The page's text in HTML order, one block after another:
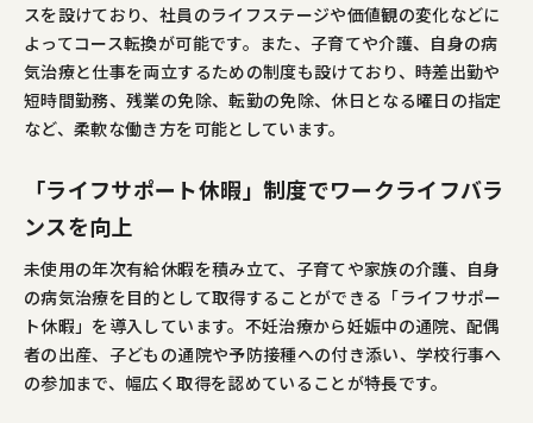
スを設けており、社員のライフステージや価値観の変化などに
よってコース転換が可能です。また、子育てや介護、自身の病
気治療と仕事を両立するための制度も設けており、時差出勤や
短時間勤務、残業の免除、転勤の免除、休日となる曜日の指定
など、柔軟な働き方を可能としています。
「ライフサポート休暇」制度でワークライフバラ
ンスを向上
未使用の年次有給休暇を積み立て、子育てや家族の介護、自身
の病気治療を目的として取得することができる「ライフサポー
ト休暇」を導入しています。不妊治療から妊娠中の通院、配偶
者の出産、子どもの通院や予防接種への付き添い、学校行事へ
の参加まで、幅広く取得を認めていることが特長です。